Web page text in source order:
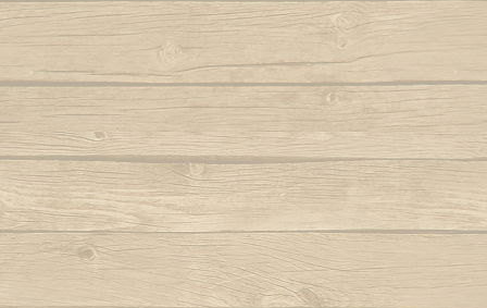
Hoje tem capoeira aiá
Autor : Instrutor Saracuru (Capoeira Brasil)
La na Bahia côco de dendê
Lembra de Bimba
Autor : Graduado Voador (Capoeira Nago)